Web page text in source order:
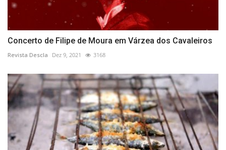
Concerto de Filipe de Moura em Várzea dos Cavaleiros
Revista Descla Dez 9, 2021 3168